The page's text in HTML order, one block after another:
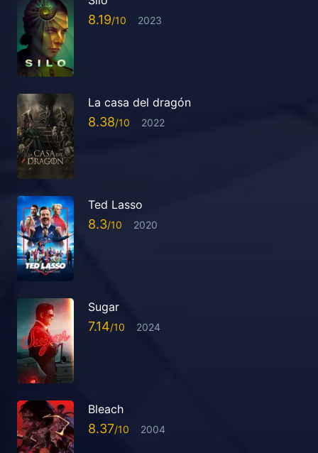
8.19 2023
La casa del dragón
8.38 2022
Ted Lasso
8.3 2020
Sugar
7.14 2024
Bleach
8.37 2004